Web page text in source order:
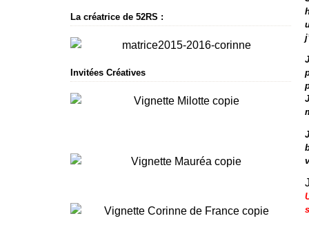
La créatrice de 52RS :
Invitées Créatives